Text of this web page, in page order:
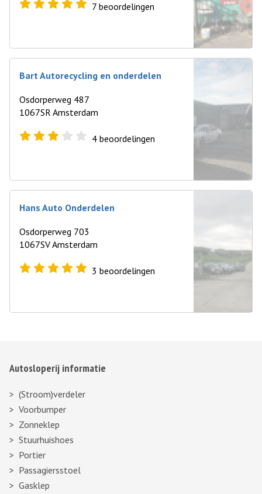
7 beoordelingen
Bart Autorecycling en onderdelen
Osdorperweg 487
1067SR Amsterdam
4 beoordelingen
Hans Auto Onderdelen
Osdorperweg 703
1067SV Amsterdam
3 beoordelingen
Autosloperij informatie
(Stroom)verdeler
Voorbumper
Zonneklep
Stuurhuishoes
Portier
Passagiersstoel
Gasklep